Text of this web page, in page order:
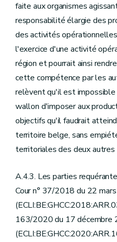
faite aux organismes
responsabilité élargie des
des activités
l'exercice d'une activité
région et pourrait ainsi
cette compétence par les
relèvent qu'il est
wallon d'imposer aux
objectifs qu'il faudrait
territoire belge, sans
territoriales des deux autres
A.4.3. Les parties
Cour n° 37/2018 du 22
163/2020 du 17 décembre